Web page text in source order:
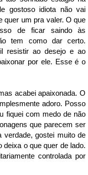
gostoso idiota não vai
quer um pra valer. O que
de ficar saindo às
tem como dar certo.
resistir ao desejo e ao
por ele. Esse é o
acabei apaixonada. O
adoro. Posso
fiquei com medo de não
que parecem ser
gostei muito de
o que quer de lado.
controlada por